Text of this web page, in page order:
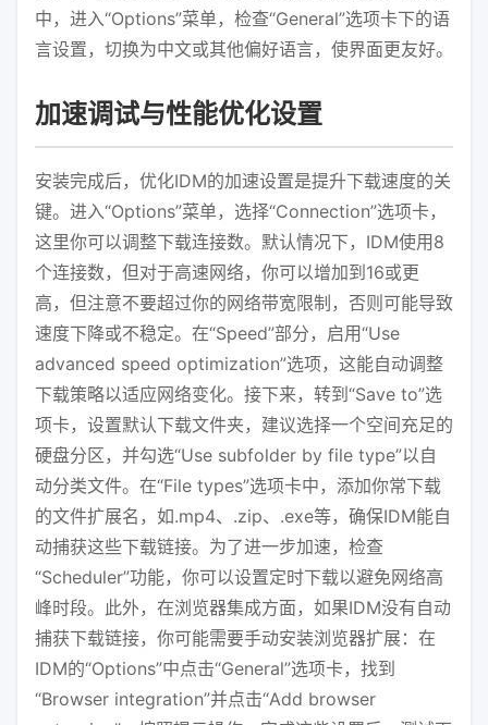
中，进入“Options”菜单，检查“General”选项卡下的语
言设置，切换为中文或其他偏好语言，使界面更友好。
加速调试与性能优化设置
安装完成后，优化IDM的加速设置是提升下载速度的关
键。进入“Options”菜单，选择“Connection”选项卡，
这里你可以调整下载连接数。默认情况下，IDM使用8
个连接数，但对于高速网络，你可以增加到16或更
高，但注意不要超过你的网络带宽限制，否则可能导致
速度下降或不稳定。在“Speed”部分，启用“Use
advanced speed optimization”选项，这能自动调整
下载策略以适应网络变化。接下来，转到“Save to”选
项卡，设置默认下载文件夹，建议选择一个空间充足的
硬盘分区，并勾选“Use subfolder by file type”以自
动分类文件。在“File types”选项卡中，添加你常下载
的文件扩展名，如.mp4、.zip、.exe等，确保IDM能自
动捕获这些下载链接。为了进一步加速，检查
“Scheduler”功能，你可以设置定时下载以避免网络高
峰时段。此外，在浏览器集成方面，如果IDM没有自动
捕获下载链接，你可能需要手动安装浏览器扩展：在
IDM的“Options”中点击“General”选项卡，找到
“Browser integration”并点击“Add browser